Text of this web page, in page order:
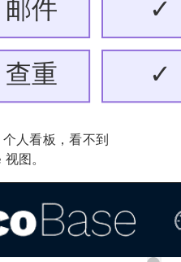
人看板，看不到
图。